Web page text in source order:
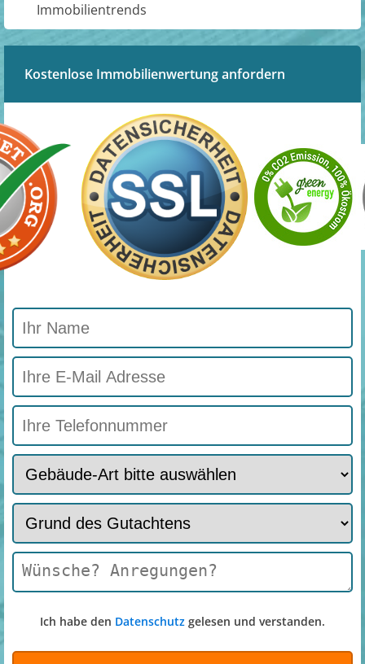
Immobilientrends
Kostenlose Immobilienwertung anfordern
Ich habe den Datenschutz gelesen und verstanden.